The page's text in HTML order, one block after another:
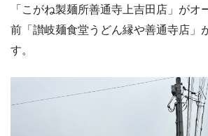
「こがね製麺所善通寺上吉田店」がオ
前「讃岐麺食堂うどん縁や善通寺店」
す。